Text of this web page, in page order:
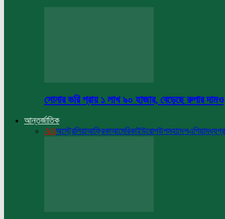
সোনার ভরি প্রায় ১ লাখ ৯০ হাজার, বেড়েছে রুপার দামও
আন্তর্জাতিক
Allঅস্ট্রেলিয়াআফ্রিকাআমেরিকাইউরোপউপমহাদেশএশিয়া